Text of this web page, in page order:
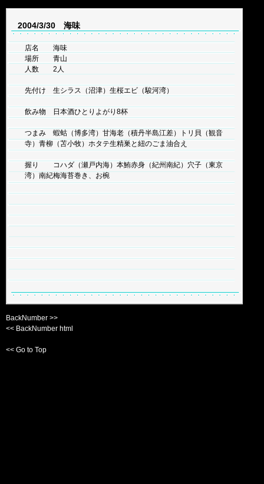
2004/3/30 海味
店名 海味
場所 青山
人数 2人
先付け 生シラス（沼津）生桜エビ（駿河湾）
飲み物 日本酒ひとりよがり8杯
つまみ 蝦蛄（博多湾）甘海老（積丹半島江差）トリ貝（観音
寺）青柳（苫小牧）ホタテ生精巣と紐のごま油合え
握り コハダ（瀬戸内海）本鮪赤身（紀州南紀）穴子（東京
湾）南紀梅海苔巻き、お椀
BackNumber >>
<< BackNumber html
<< Go to Top